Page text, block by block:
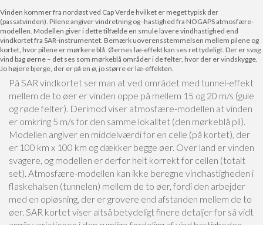
Vinden kommer fra nordøst ved Cap Verde hvilket er meget typisk der
(passatvinden). Pilene angiver vindretning og -hastighed fra NOGAPS atmosfære-
modellen. Modellen giver i dette tilfælde en smule lavere vindhastighed end
vindkortet fra SAR-instrumentet. Bemærk uoverensstemmelsen mellem pilene og
kortet, hvor pilene er mørkere blå. Øernes læ-effekt kan ses ret tydeligt. Der er svag
vind bag øerne – det ses som mørkeblå områder i de felter, hvor der er vindskygge.
Jo højere bjerge, der er på en ø, jo større er læ-effekten.
På SAR vindkortet ser man at ved området med tunnel-effekt
mellem de to øer er vinden oppe på mellem 15 og 20 m/s (gule
og røde felter). Derimod viser atmosfære-modellen at vinden
er omkring 5 m/s for den samme lokalitet (den mørkeblå pil).
Modellen angiver en middelværdi for en celle (på kortet), der
er 100 km x 100 km og dækker begge øer. Over land er vinden
svagere, og modellen er derfor helt korrekt for cellen (totalt
set). Atmosfære-modellen kan ikke beregne vindhastigheden i
flaskehalsen (tunnelen) mellem de to øer, fordi den arbejder
med en opløsning, der er grovere end afstanden mellem de to
øer. SAR kortet viser altså betydeligt finere detaljer for så vidt